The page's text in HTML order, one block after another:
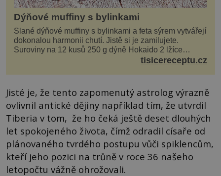
Dýňové muffiny s bylinkami
Slané dýňové muffiny s bylinkami a feta sýrem vytvářejí
dokonalou harmonii chutí. Jistě si je zamilujete.
Suroviny na 12 kusů 250 g dýně Hokaido 2 lžíce
olivového oleje sůl, pepř hrst nasekaných špen...
tisicereceptu.cz
Jisté je, že tento zapomenutý astrolog výrazně
ovlivnil antické dějiny například tím, že utvrdil
Tiberia v tom, že ho čeká ještě deset dlouhých
let spokojeného života, čímž odradil císaře od
plánovaného tvrdého postupu vůči spiklencům,
kteří jeho pozici na trůně v roce 36 našeho
letopočtu vážně ohrožovali.